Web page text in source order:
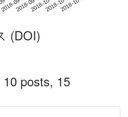
(DOI)
posts, 15